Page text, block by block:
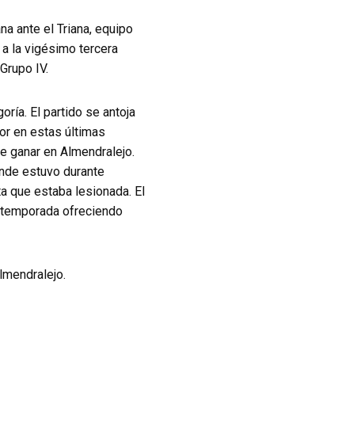
ante el Triana, equipo
la vigésimo tercera
IV.
El partido se antoja
en estas últimas
ganar en Almendralejo.
estuvo durante
que estaba lesionada. El
ofreciendo